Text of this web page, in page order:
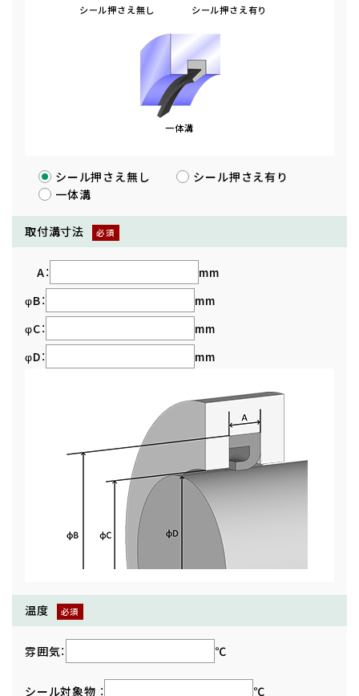
シール押さえ無し シール押さえ有り
一体溝
シール押さえ無し
シール押さえ有り
一体溝
取付溝寸法
A：
mm
φB：
mm
φC：
mm
φD：
mm
温度
雰囲気： ℃
シール対象物 ： ℃